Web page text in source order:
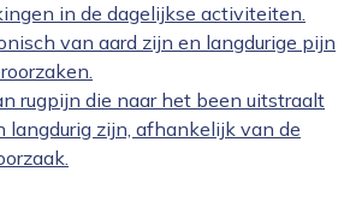
in de dagelijkse activiteiten.
van aard zijn en langdurige pijn
rugpijn die naar het been uitstraalt
langdurig zijn, afhankelijk van de